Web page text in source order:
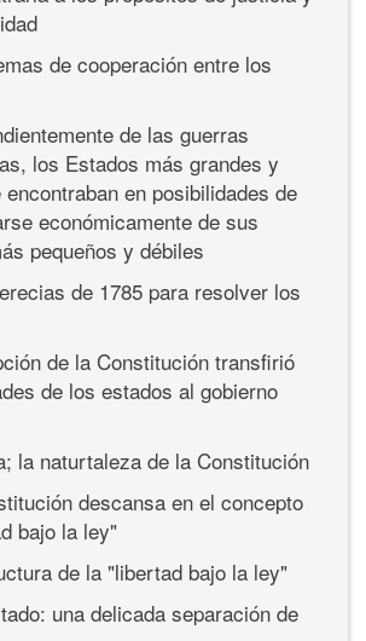
de cooperación entre los
de las guerras
los Estados más grandes y
en posibilidades de
económicamente de sus
pequeños y débiles
de 1785 para resolver los
de la Constitución transfirió
de los estados al gobierno
la naturtaleza de la Constitución
descansa en el concepto
bajo la ley"
de la "libertad bajo la ley"
una delicada separación de